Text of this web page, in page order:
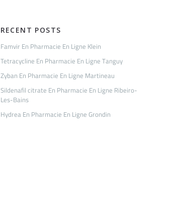
RECENT POSTS
Famvir En Pharmacie En Ligne Klein
Tetracycline En Pharmacie En Ligne Tanguy
Zyban En Pharmacie En Ligne Martineau
Sildenafil citrate En Pharmacie En Ligne Ribeiro-
Les-Bains
Hydrea En Pharmacie En Ligne Grondin